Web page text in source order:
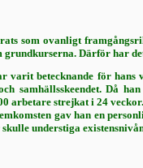
som ovanligt
Därför har
beteck­nande för
samhällsskeendet. Då
strej­kat i 24
gav han en
understiga